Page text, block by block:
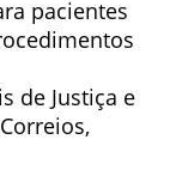
pacientes
de Justiça e